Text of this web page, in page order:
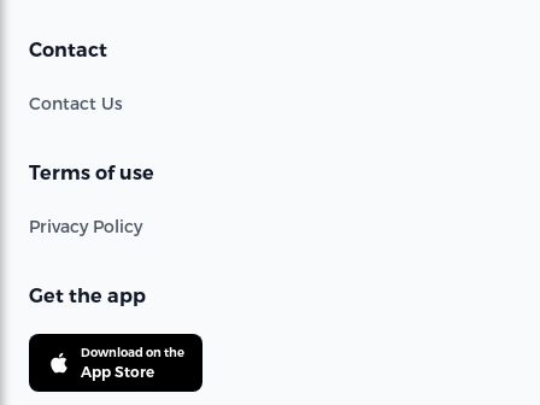
Contact
Contact Us
Terms of use
Privacy Policy
Get the app
Download on the
App Store